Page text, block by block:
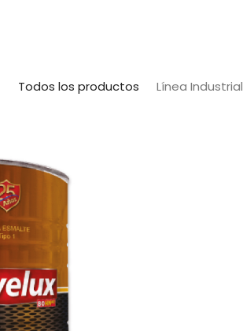
Todos los productos Línea Industrial